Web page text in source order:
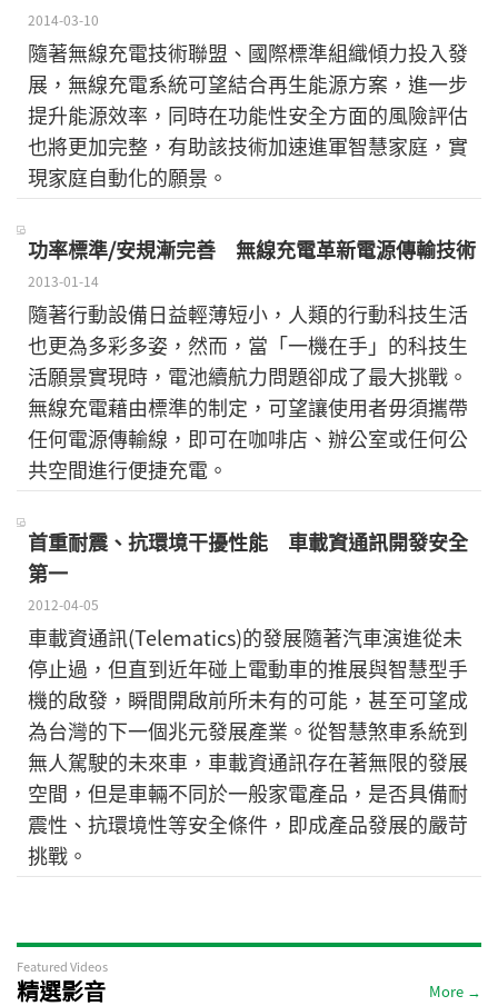
2014-03-10
隨著無線充電技術聯盟、國際標準組織傾力投入發
展，無線充電系統可望結合再生能源方案，進一步
提升能源效率，同時在功能性安全方面的風險評估
也將更加完整，有助該技術加速進軍智慧家庭，實
現家庭自動化的願景。
功率標準/安規漸完善 無線充電革新電源傳輸技術
2013-01-14
隨著行動設備日益輕薄短小，人類的行動科技生活
也更為多彩多姿，然而，當「一機在手」的科技生
活願景實現時，電池續航力問題卻成了最大挑戰。
無線充電藉由標準的制定，可望讓使用者毋須攜帶
任何電源傳輸線，即可在咖啡店、辦公室或任何公
共空間進行便捷充電。
首重耐震、抗環境干擾性能 車載資通訊開發安全
第一
2012-04-05
車載資通訊(Telematics)的發展隨著汽車演進從未
停止過，但直到近年碰上電動車的推展與智慧型手
機的啟發，瞬間開啟前所未有的可能，甚至可望成
為台灣的下一個兆元發展產業。從智慧煞車系統到
無人駕駛的未來車，車載資通訊存在著無限的發展
空間，但是車輛不同於一般家電產品，是否具備耐
震性、抗環境性等安全條件，即成產品發展的嚴苛
挑戰。
Featured Videos
精選影音 More →